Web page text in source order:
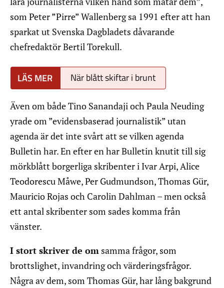
som Peter ”Pirre” Wallenberg sa 1991 efter att han
sparkat ut Svenska Dagbladets dåvarande
chefredaktör Bertil Torekull.
När blått skiftar i brunt
Även om både Tino Sanandaji och Paula Neuding
yrade om ”evidensbaserad journalistik” utan
agenda är det inte svårt att se vilken agenda
Bulletin har. En efter en har Bulletin knutit till sig
mörkblått borgerliga skribenter i Ivar Arpi, Alice
Teodorescu Måwe, Per Gudmundson, Thomas Gür,
Mauricio Rojas och Carolin Dahlman – men också
ett antal skribenter som sades komma från
vänster.
I stort skriver de om samma frågor, som
brottslighet, invandring och värderingsfrågor.
Några av dem, som Thomas Gür, har lång bakgrund